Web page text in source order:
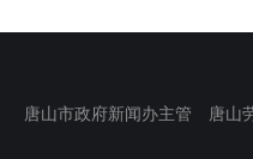
唐山市政府新闻办主管 唐山